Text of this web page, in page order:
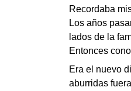
Recordaba
Los años
lados de la
Entonces
Era el nuevo
aburridas